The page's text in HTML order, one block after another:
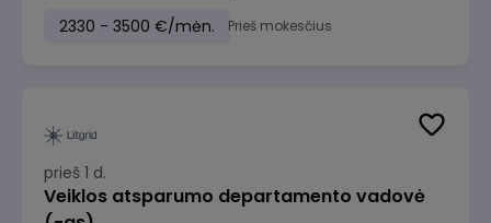
2330 - 3500 €/mėn. Prieš mokesčius
prieš 1 d.
Veiklos atsparumo departamento vadovė